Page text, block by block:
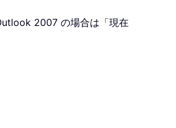
2007 の場合は「現在